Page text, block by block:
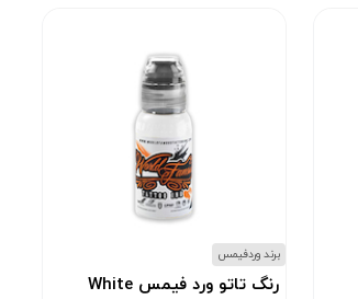
برند وردفیمس
رنگ تاتو ورد فیمس White